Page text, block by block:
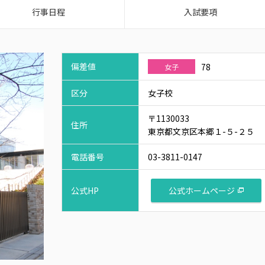
行事日程 入試要項
偏差値 女子 78
区分 女子校
住所
〒1130033
東京都文京区本郷１-５-２５
電話番号 03-3811-0147
公式HP 公式ホームページ